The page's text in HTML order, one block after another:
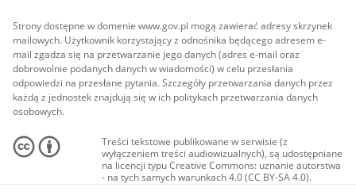
Strony dostępne w domenie www.gov.pl mogą zawierać adresy skrzynek
mailowych. Użytkownik korzystający z odnośnika będącego adresem e-
mail zgadza się na przetwarzanie jego danych (adres e-mail oraz
dobrowolnie podanych danych w wiadomości) w celu przesłania
odpowiedzi na przesłane pytania. Szczegóły przetwarzania danych przez
każdą z jednostek znajdują się w ich politykach przetwarzania danych
osobowych.
Treści tekstowe publikowane w serwisie (z
wyłączeniem treści audiowizualnych), są udostępniane
na licencji typu Creative Commons: uznanie autorstwa
- na tych samych warunkach 4.0 (CC BY-SA 4.0).
Materiały audiowizualne, w tym zdjęcia, materiały